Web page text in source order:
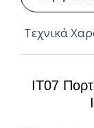
Τεχνικά
IT07